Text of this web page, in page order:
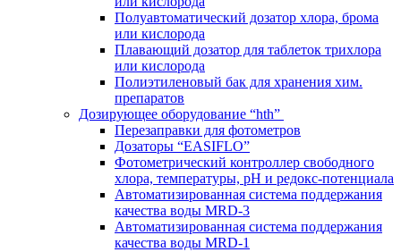
Полуавтоматический дозатор хлора, брома
или кислорода
Плавающий дозатор для таблеток трихлора
или кислорода
Полиэтиленовый бак для хранения хим.
препаратов
Дозирующее оборудование “hth”
Перезаправки для фотометров
Дозаторы “EASIFLO”
Фотометрический контроллер свободного
хлора, температуры, рН и редокс-потенциала
Автоматизированная система поддержания
качества воды MRD-3
Автоматизированная система поддержания
качества воды MRD-1